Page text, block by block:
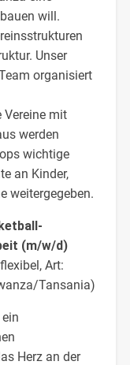
will.
Unser
organisiert
Vereine mit
werden
wichtige
an Kinder,
weitergegeben.
(m/w/d)
Art:
Tansania)
Herz an der